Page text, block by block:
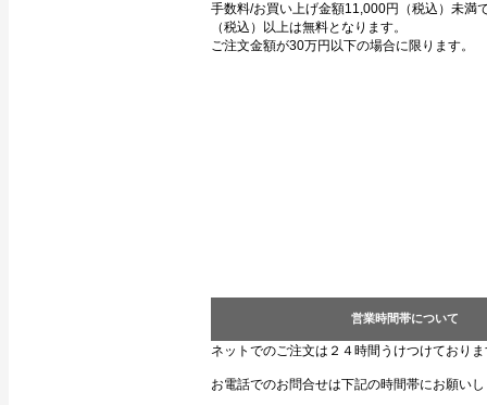
手数料/お買い上げ金額11,000円（税込）未満
（税込）以上は無料となります。
ご注文金額が30万円以下の場合に限ります。
営業時間帯について
ネットでのご注文は２４時間うけつけており
お電話でのお問合せは下記の時間帯にお願い